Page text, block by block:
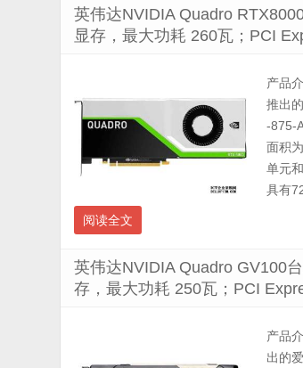
英伟达NVIDIA Quadro
显存，最大功耗 260瓦；PCI
产品
推出
-875-
面积
单元
具有
阅读全文
英伟达NVIDIA Quadro GV100
存，最大功耗 250瓦；PCI
产品
出的